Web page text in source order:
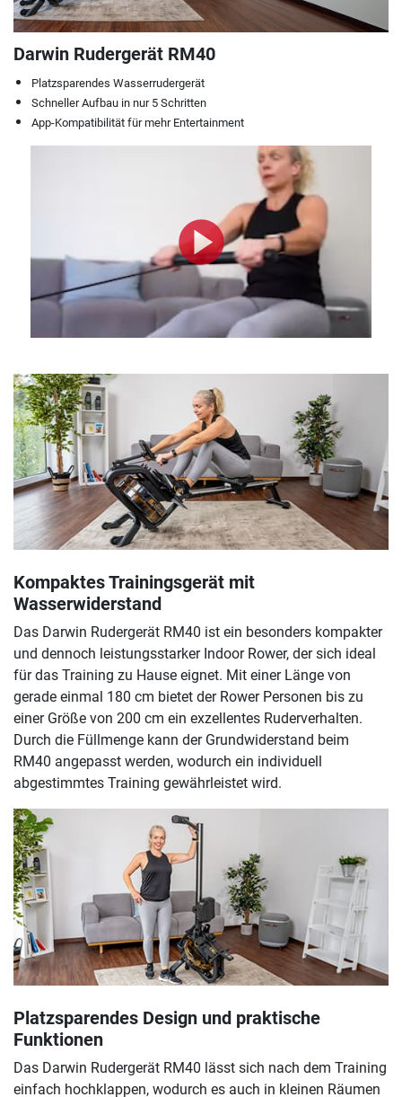
Darwin Rudergerät RM40
Platzsparendes Wasserrudergerät
Schneller Aufbau in nur 5 Schritten
App-Kompatibilität für mehr Entertainment
Kompaktes Trainingsgerät mit
Wasserwiderstand
Das Darwin Rudergerät RM40 ist ein besonders kompakter
und dennoch leistungsstarker Indoor Rower, der sich ideal
für das Training zu Hause eignet. Mit einer Länge von
gerade einmal 180 cm bietet der Rower Personen bis zu
einer Größe von 200 cm ein exzellentes Ruderverhalten.
Durch die Füllmenge kann der Grundwiderstand beim
RM40 angepasst werden, wodurch ein individuell
abgestimmtes Training gewährleistet wird.
Platzsparendes Design und praktische
Funktionen
Das Darwin Rudergerät RM40 lässt sich nach dem Training
einfach hochklappen, wodurch es auch in kleinen Räumen